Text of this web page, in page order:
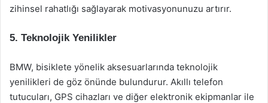
zihinsel rahatlığı sağlayarak motivasyonunuzu artırır.
5. Teknolojik Yenilikler
BMW, bisiklete yönelik aksesuarlarında teknolojik
yenilikleri de göz önünde bulundurur. Akıllı telefon
tutucuları, GPS cihazları ve diğer elektronik ekipmanlar ile